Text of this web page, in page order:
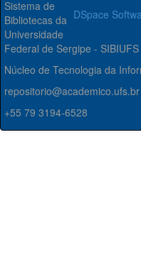
DSpace
Sistema de
Bibliotecas da
Universidade
Federal de Sergipe - SIBIUFS
Núcleo de Tecnologia da
repositorio@academico.ufs.br
+55 79 3194-6528